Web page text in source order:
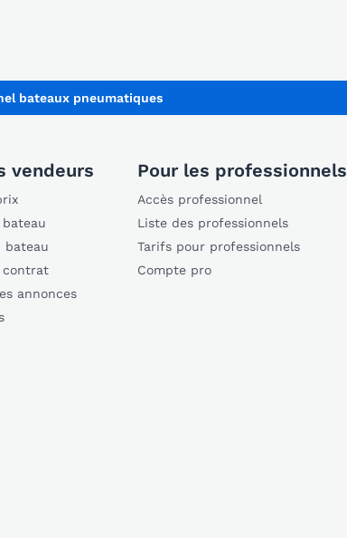
bateaux pneumatiques
vendeurs
bateau
contrat
annonces
Pour les professionnels
Accès professionnel
Liste des professionnels
Tarifs pour professionnels
Compte pro